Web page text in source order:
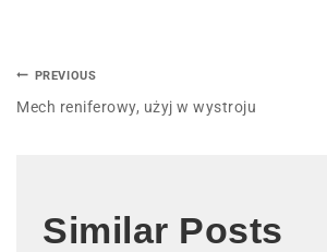
PREVIOUS
Mech reniferowy, użyj w wystroju
Similar Posts